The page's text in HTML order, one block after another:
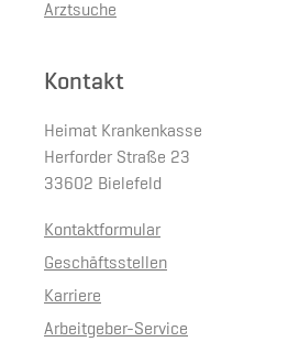
Arztsuche
Kontakt
Heimat Krankenkasse
Herforder Straße 23
33602 Bielefeld
Kontaktformular
Geschäftsstellen
Karriere
Arbeitgeber-Service